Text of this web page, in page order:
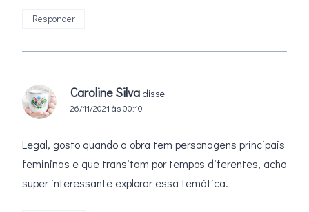
Responder
Caroline Silva disse:
26/11/2021 às 00:10
Legal, gosto quando a obra tem personagens principais
femininas e que transitam por tempos diferentes, acho
super interessante explorar essa temática.